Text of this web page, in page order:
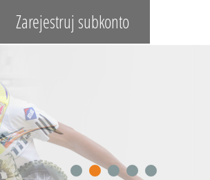
Zarejestruj subkonto
1 2 3 4 5